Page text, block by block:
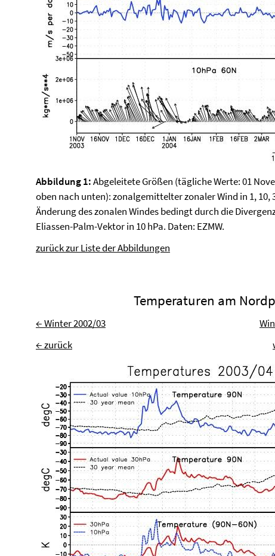
Abbildung 1:Abgeleitete Größen (tägliche Werte: 01
oben nach unten): zonalgemittelter zonaler Wind in 1, 10,
Änderung des zonalen Windes bedingt durch die
Eliassen-Palm-Vektor in 10 hPa. Daten: EZMW.
zurück zur Liste der Abbildungen
Temperaturen am
← Winter 2002/03
← zurück